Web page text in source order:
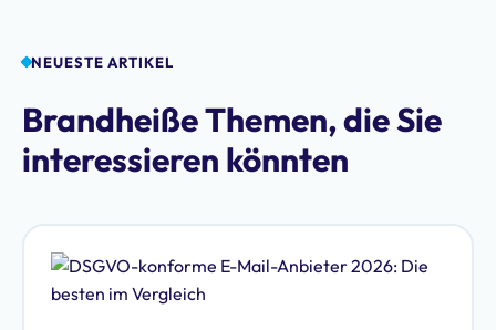
NEUESTE ARTIKEL
Brandheiße Themen, die Sie
interessieren könnten